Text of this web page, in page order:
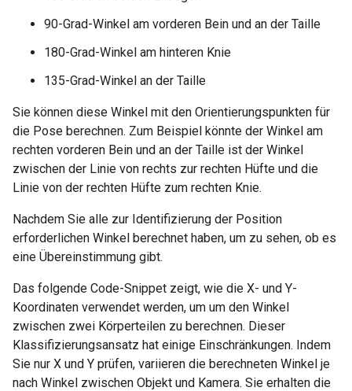
90-Grad-Winkel am vorderen Bein und an der Taille
180-Grad-Winkel am hinteren Knie
135-Grad-Winkel an der Taille
Sie können diese Winkel mit den Orientierungspunkten für
die Pose berechnen. Zum Beispiel könnte der Winkel am
rechten vorderen Bein und an der Taille ist der Winkel
zwischen der Linie von rechts zur rechten Hüfte und die
Linie von der rechten Hüfte zum rechten Knie.
Nachdem Sie alle zur Identifizierung der Position
erforderlichen Winkel berechnet haben, um zu sehen, ob es
eine Übereinstimmung gibt.
Das folgende Code-Snippet zeigt, wie die X- und Y-
Koordinaten verwendet werden, um um den Winkel
zwischen zwei Körperteilen zu berechnen. Dieser
Klassifizierungsansatz hat einige Einschränkungen. Indem
Sie nur X und Y prüfen, variieren die berechneten Winkel je
nach Winkel zwischen Objekt und Kamera. Sie erhalten die